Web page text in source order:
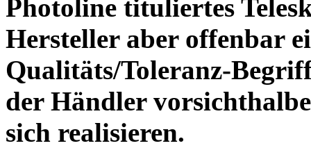
Photoline tituliertes
Hersteller aber offenbar
Qualitäts/Toleranz-
der Händler
sich realisieren.